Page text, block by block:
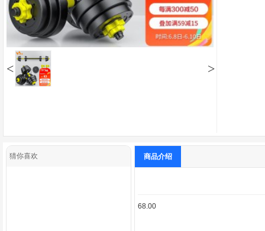
< >
猜你喜欢 商品介绍
68.00